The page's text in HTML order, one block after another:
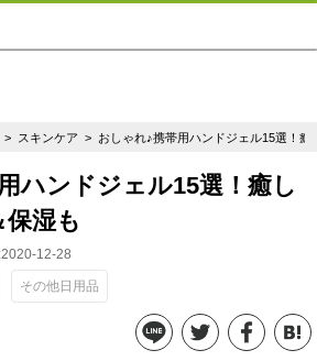
> スキンケア > おしゃれ♪携帯用ハンドジェル15選！癒
ハンドジェル15選！癒し
湿も
12-28
その他日用品